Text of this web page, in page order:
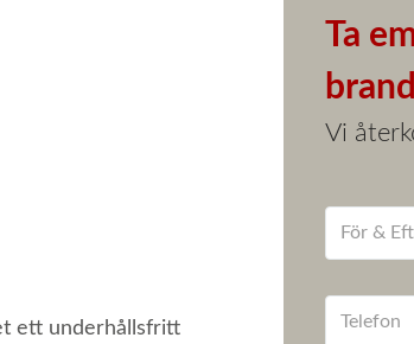
ett underhållsfritt
Ta
Vi